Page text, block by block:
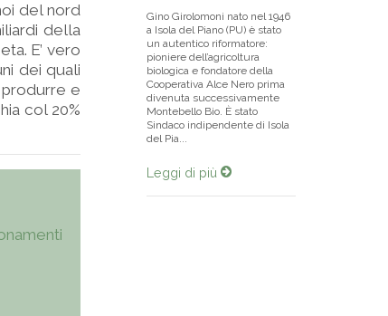
del nord
della
E’ vero
dei quali
e
col 20%
Gino Girolomoni nato nel 1946
a Isola del Piano (PU) è stato
un autentico riformatore:
pioniere dell’agricoltura
biologica e fondatore della
Cooperativa Alce Nero prima
divenuta successivamente
Montebello Bio. È stato
Sindaco indipendente di Isola
del Pia...
Leggi di più